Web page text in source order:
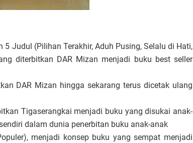
5 Judul (Pilihan Terakhir, Aduh Pusing, Selalu di Hati,
diterbitkan DAR Mizan menjadi buku best seller
DAR Mizan hingga sekarang terus dicetak ulang
Tigaserangkai menjadi buku yang disukai anak-
dalam dunia penerbitan buku anak-anak
menjadi konsep buku yang sempat menjadi